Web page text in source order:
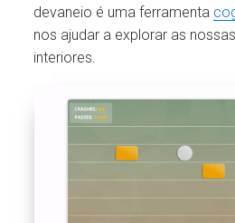
devaneio é uma ferramenta
nos ajudar a explorar as
interiores.